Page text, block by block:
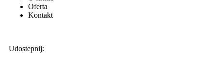
Oferta
Kontakt
Udostepnij: